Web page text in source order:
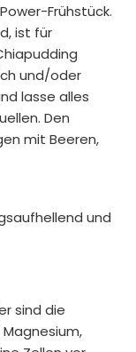
Frühstück.
ist für
und/oder
lasse alles
Den
mit Beeren,
und
sind die